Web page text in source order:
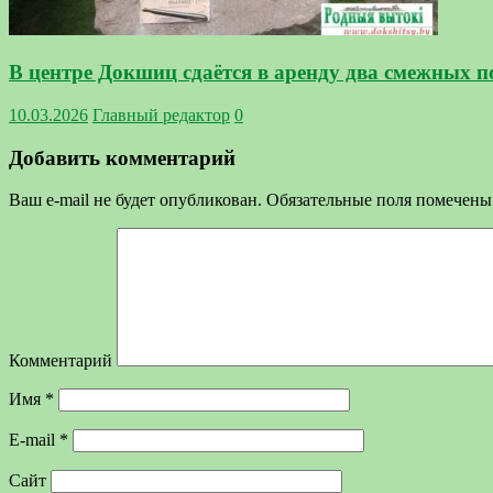
В центре Докшиц сдаётся в аренду два смежных
10.03.2026 Главный редактор 0
Добавить комментарий
Ваш e-mail не будет опубликован. Обязательные поля помечены
Комментарий
Имя *
E-mail *
Сайт